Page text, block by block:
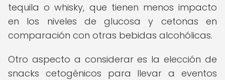
tequila o whisky, que tienen menos impacto
en los niveles de glucosa y cetonas en
comparación con otras bebidas alcohólicas.
Otro aspecto a considerar es la elección de
snacks cetogénicos para llevar a eventos